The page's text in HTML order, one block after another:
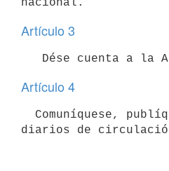
Artículo 3
Artículo 4